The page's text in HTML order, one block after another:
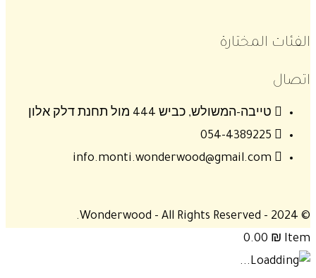
الفئات المختارة
اتصال
טייבה-המשולש, כביש 444 מול תחנת דלק אלון
054-4389225
info.monti.wonderwood@gmail.com
© 2024 - Wonderwood - All Rights Reserved.
Item
0.00 ₪